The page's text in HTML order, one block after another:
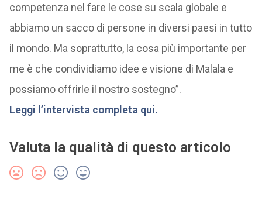
competenza nel fare le cose su scala globale e
abbiamo un sacco di persone in diversi paesi in tutto
il mondo. Ma soprattutto, la cosa più importante per
me è che condividiamo idee e visione di Malala e
possiamo offrirle il nostro sostegno”.
Leggi l’intervista completa qui.
Valuta la qualità di questo articolo